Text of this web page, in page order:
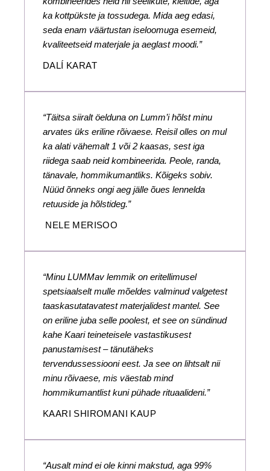
ka kottpükste ja tossudega. Mida aeg edasi,
seda enam väärtustan iseloomuga esemeid,
kvaliteetseid materjale ja aeglast moodi.”
DALÍ KARAT
“Täitsa siiralt öelduna on Lumm’i hõlst minu
arvates üks eriline rõivaese. Reisil olles on mul
ka alati vähemalt 1 või 2 kaasas, sest iga
riidega saab neid kombineerida. Peole, randa,
tänavale, hommikumantliks. Kõigeks sobiv.
Nüüd õnneks ongi aeg jälle õues lennelda
retuuside ja hõlstideg.”
NELE MERISOO
“Minu LUMMav lemmik on eritellimusel
spetsiaalselt mulle mõeldes valminud valgetest
taaskasutatavatest materjalidest mantel. See
on eriline juba selle poolest, et see on sündinud
kahe Kaari teineteisele vastastikusest
panustamisest – tänutäheks
tervendussessiooni eest. Ja see on lihtsalt nii
minu rõivaese, mis väestab mind
hommikumantlist kuni pühade rituaalideni.”
KAARI SHIROMANI KAUP
“Ausalt mind ei ole kinni makstud, aga 99%